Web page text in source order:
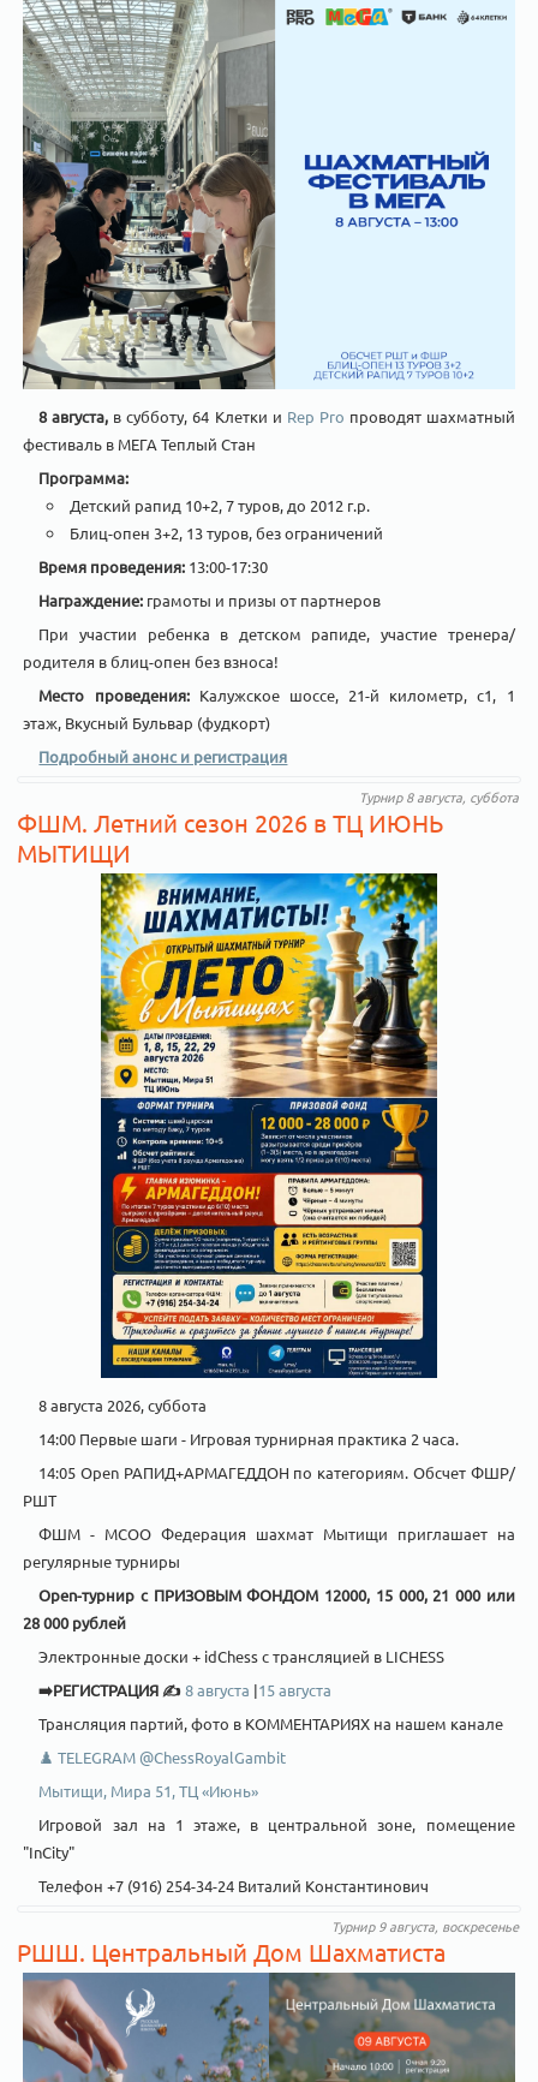
8 августа, в субботу, 64 Клетки и Rep Pro проводят шахматный
фестиваль в МЕГА Теплый Стан
Программа:
Детский рапид 10+2, 7 туров, до 2012 г.р.
Блиц-опен 3+2, 13 туров, без ограничений
Время проведения: 13:00-17:30
Награждение: грамоты и призы от партнеров
При участии ребенка в детском рапиде, участие тренера/
родителя в блиц-опен без взноса!
Место проведения:Калужское шоссе, 21-й километр, с1, 1
этаж, Вкусный Бульвар (фудкорт)
Подробный анонс и регистрация
Турнир 8 августа, суббота
ФШМ. Летний сезон 2026 в ТЦ ИЮНЬ
МЫТИЩИ
8 августа 2026, суббота
14:00 Первые шаги - Игровая турнирная практика 2 часа.
14:05 Open РАПИД+АРМАГЕДДОН по категориям. Обсчет ФШР/
РШТ
ФШМ - МСОО Федерация шахмат Мытищи приглашает на
регулярные турниры
Open-турнир с ПРИЗОВЫМ ФОНДОМ 12000, 15 000, 21 000 или
28 000 рублей
Электронные доски + idChess с трансляцией в LICHESS
➡️РЕГИСТРАЦИЯ ✍️ 8 августа |15 августа
Трансляция партий, фото в КОММЕНТАРИЯХ на нашем канале
♟️ TELEGRAM @ChessRoyalGambit
Мытищи, Мира 51, ТЦ «Июнь»
Игровой зал на 1 этаже, в центральной зоне, помещение
"InCity"
Телефон +7 (916) 254-34-24 Виталий Константинович
Турнир 9 августа, воскресенье
РШШ. Центральный Дом Шахматиста